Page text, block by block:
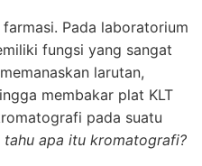
Pada laboratorium
fungsi yang sangat
larutan,
membakar plat KLT
pada suatu
tahu apa itu kromatografi?